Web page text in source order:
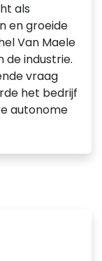
als
en groeide
Van Maele
de industrie.
vraag
het bedrijf
autonome